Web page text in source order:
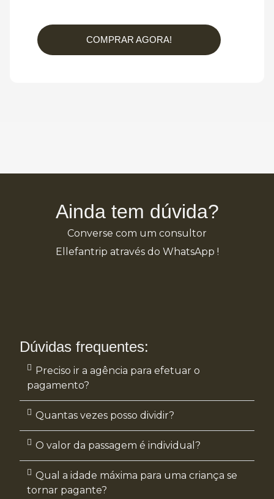
COMPRAR AGORA!
Ainda tem dúvida?
Converse com um consultor
Ellefantrip através do WhatsApp !
Dúvidas frequentes:
Preciso ir a agência para efetuar o
pagamento?
Quantas vezes posso dividir?
O valor da passagem é individual?
Qual a idade máxima para uma criança se
tornar pagante?